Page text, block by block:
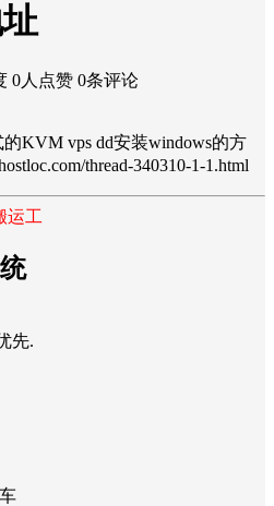
0人点赞 0条评论
KVM vps dd安装windows的方
thread-340310-1-1.html
运工
先.